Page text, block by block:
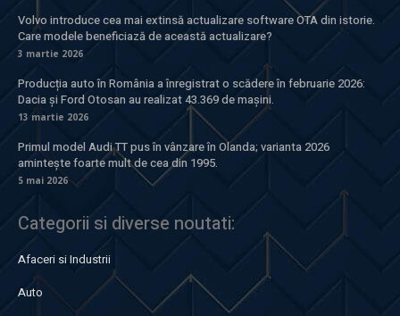
Volvo introduce cea mai extinsă actualizare software OTA din istorie.
Care modele beneficiază de această actualizare?
3 martie 2026
Producția auto în România a înregistrat o scădere în februarie 2026:
Dacia și Ford Otosan au realizat 43.369 de mașini.
13 martie 2026
Primul model Audi TT pus în vânzare în Olanda; varianta 2026
amintește foarte mult de cea din 1995.
5 mai 2026
Categorii si diverse noutati:
Afaceri si Industrii
Auto